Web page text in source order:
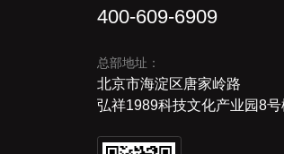
400-609-6909
总部地址：
北京市海淀区唐家岭路
弘祥1989科技文化产业园8号